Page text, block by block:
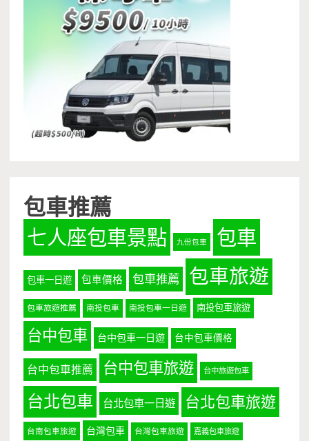
包車推薦
七人座包車景點 九份包車 包車
包車一日遊 包車價格 包車推薦 包車旅遊
包車旅遊推薦 南投包車 南投包車一日遊 南投包車旅遊
台中包車 台中包車一日遊 台中包車價格
台中包車推薦 台中包車旅遊 台中旅遊包車
台北包車 台北包車一日遊 台北包車旅遊
台南包車旅遊 台灣包車 台灣包車旅遊 嘉義包車旅遊